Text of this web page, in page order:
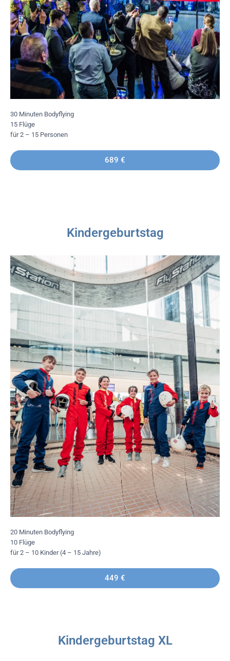
30 Minuten Bodyflying
15 Flüge
für 2 – 15 Personen
689 €
Kindergeburtstag
20 Minuten Bodyflying
10 Flüge
für 2 – 10 Kinder (4 – 15 Jahre)
449 €
Kindergeburtstag XL